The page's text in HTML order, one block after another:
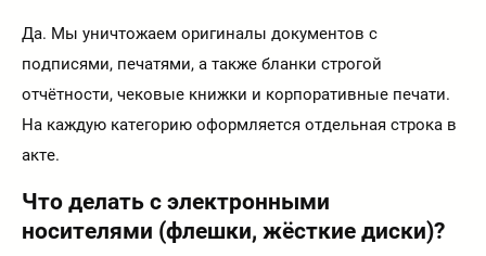
Да. Мы уничтожаем оригиналы документов с
подписями, печатями, а также бланки строгой
отчётности, чековые книжки и корпоративные печати.
На каждую категорию оформляется отдельная строка в
акте.
Что делать с электронными
носителями (флешки, жёсткие диски)?